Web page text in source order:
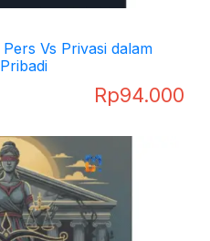
Vs Privasi dalam
Rp94.000